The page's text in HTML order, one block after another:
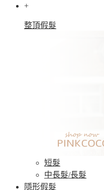
+
整頂假髮
短髮
中長髮/長髮
隱形假髮